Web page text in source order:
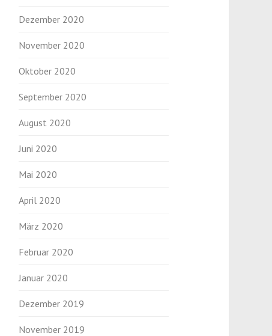
Dezember 2020
November 2020
Oktober 2020
September 2020
August 2020
Juni 2020
Mai 2020
April 2020
März 2020
Februar 2020
Januar 2020
Dezember 2019
November 2019